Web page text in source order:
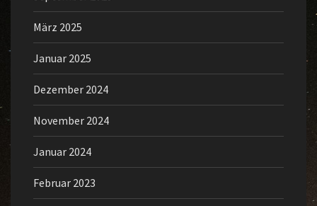
März 2025
Januar 2025
Dezember 2024
November 2024
Januar 2024
Februar 2023